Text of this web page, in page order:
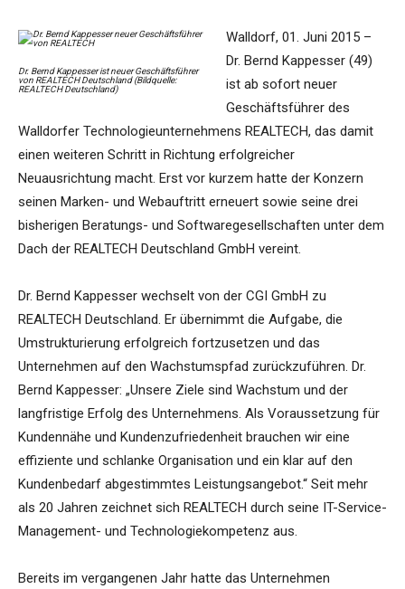
Dr. Bernd Kappesser ist neuer Geschäftsführer
von REALTECH Deutschland (Bildquelle:
REALTECH Deutschland)
Walldorf, 01. Juni 2015 –
Dr. Bernd Kappesser (49)
ist ab sofort neuer
Geschäftsführer des
Walldorfer Technologieunternehmens REALTECH, das damit
einen weiteren Schritt in Richtung erfolgreicher
Neuausrichtung macht. Erst vor kurzem hatte der Konzern
seinen Marken- und Webauftritt erneuert sowie seine drei
bisherigen Beratungs- und Softwaregesellschaften unter dem
Dach der REALTECH Deutschland GmbH vereint.
Dr. Bernd Kappesser wechselt von der CGI GmbH zu
REALTECH Deutschland. Er übernimmt die Aufgabe, die
Umstrukturierung erfolgreich fortzusetzen und das
Unternehmen auf den Wachstumspfad zurückzuführen. Dr.
Bernd Kappesser: „Unsere Ziele sind Wachstum und der
langfristige Erfolg des Unternehmens. Als Voraussetzung für
Kundennähe und Kundenzufriedenheit brauchen wir eine
effiziente und schlanke Organisation und ein klar auf den
Kundenbedarf abgestimmtes Leistungsangebot.“ Seit mehr
als 20 Jahren zeichnet sich REALTECH durch seine IT-Service-
Management- und Technologiekompetenz aus.
Bereits im vergangenen Jahr hatte das Unternehmen